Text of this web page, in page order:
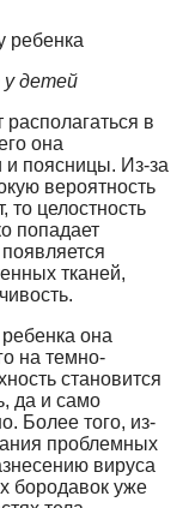
у детей
в
она
и поясницы. Из-за
вероятность
то целостность
попадает
тканей,
она
на темно-
становится
да и само
Более того, из-
проблемных
вируса
бородавок уже